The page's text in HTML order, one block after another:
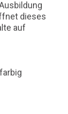
dieses
auf